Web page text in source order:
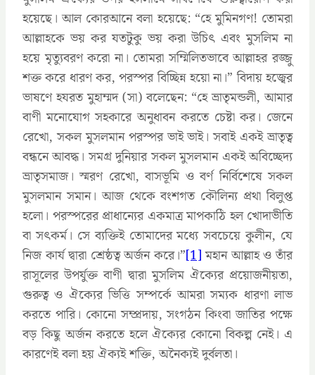
হয়েছে। আল কোরআনে বলা হয়েছে: “হে মুমিনগণ! তোমরা
আল্লাহকে ভয় কর যতটুকু ভয় করা উচিৎ এবং মুসলিম না
হয়ে মৃত্যুবরণ করো না। তোমরা সম্মিলিতভাবে আল্লাহর রজ্জু
শক্ত করে ধারণ কর, পরস্পর বিচ্ছিন্ন হয়ো না।” বিদায় হজ্বের
ভাষণে হযরত মুহাম্মদ (সা) বলেছেন: “হে ভ্রাতৃমন্ডলী, আমার
বাণী মনোযোগ সহকারে অনুধাবন করতে চেষ্টা কর। জেনে
রেখো, সকল মুসলমান পরস্পর ভাই ভাই। সবাই একই ভ্রাতৃত্ব
বন্ধনে আবদ্ধ। সমগ্র দুনিয়ার সকল মুসলমান একই অবিচ্ছেদ্য
ভ্রাতৃসমাজ। স্মরণ রেখো, বাসভূমি ও বর্ণ নির্বিশেষে সকল
মুসলমান সমান। আজ থেকে বংশগত কৌলিন্য প্রথা বিলুপ্ত
হলো। পরস্পরের প্রাধান্যের একমাত্র মাপকাঠি হল খোদাভীতি
বা সৎকর্ম। সে ব্যক্তিই তোমাদের মধ্যে সবচেয়ে কুলীন, যে
নিজ কার্য দ্বারা শ্রেষ্ঠত্ব অর্জন করে।”[1]মহান আল্লাহ ও তাঁর
রাসূলের উপর্যুক্ত বাণী দ্বারা মুসলিম ঐক্যের প্রয়োজনীয়তা,
গুরুত্ব ও ঐক্যের ভিত্তি সম্পর্কে আমরা সম্যক ধারণা লাভ
করতে পারি। কোনো সম্প্রদায়, সংগঠন কিংবা জাতির পক্ষে
বড় কিছু অর্জন করতে হলে ঐক্যের কোনো বিকল্প নেই। এ
কারণেই বলা হয় ঐক্যই শক্তি, অনৈক্যই দুর্বলতা।